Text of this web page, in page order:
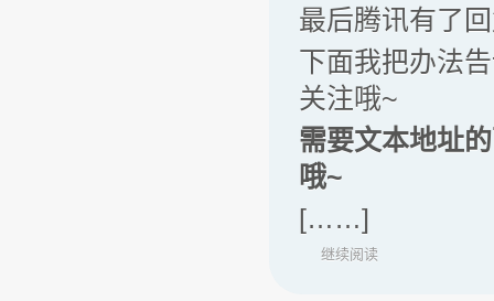
最后腾讯有了
下面我把办法
关注哦~
需要文本地址
哦~
[……]
继续阅读